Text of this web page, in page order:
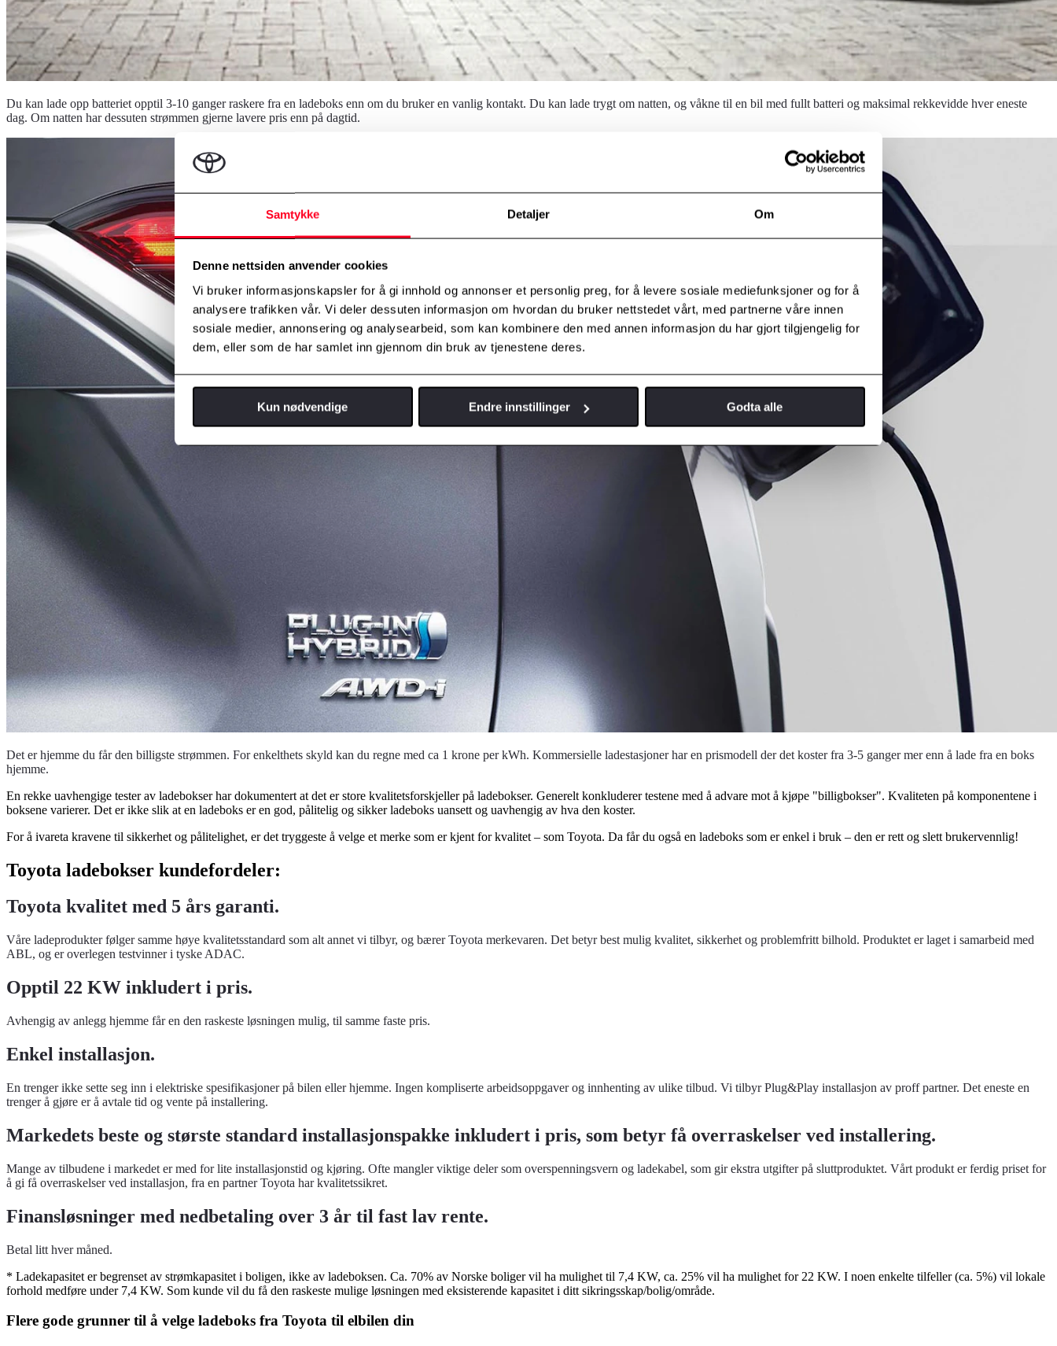
Samtykke Detaljer Om
Denne nettsiden anvender cookies
Vi bruker informasjonskapsler for å gi innhold og annonser et personlig preg, for å levere sosiale mediefunksjoner og for å
analysere trafikken vår. Vi deler dessuten informasjon om hvordan du bruker nettstedet vårt, med partnerne våre innen
sosiale medier, annonsering og analysearbeid, som kan kombinere den med annen informasjon du har gjort tilgjengelig for
dem, eller som de har samlet inn gjennom din bruk av tjenestene deres.
Kun nødvendige Endre innstillinger Godta alle
Du kan lade opp batteriet opptil 3-10 ganger raskere fra en ladeboks enn om du bruker en vanlig kontakt. Du kan lade trygt om natten, og våkne til en bil med fullt batteri og maksimal rekkevidde hver eneste
dag. Om natten har dessuten strømmen gjerne lavere pris enn på dagtid.
Det er hjemme du får den billigste strømmen. For enkelthets skyld kan du regne med ca 1 krone per kWh. Kommersielle ladestasjoner har en prismodell der det koster fra 3-5 ganger mer enn å lade fra en boks
hjemme.
En rekke uavhengige tester av ladebokser har dokumentert at det er store kvalitetsforskjeller på ladebokser. Generelt konkluderer testene med å advare mot å kjøpe "billigbokser". Kvaliteten på komponentene i
boksene varierer. Det er ikke slik at en ladeboks er en god, pålitelig og sikker ladeboks uansett og uavhengig av hva den koster.
For å ivareta kravene til sikkerhet og pålitelighet, er det tryggeste å velge et merke som er kjent for kvalitet – som Toyota. Da får du også en ladeboks som er enkel i bruk – den er rett og slett brukervennlig!
Toyota ladebokser kundefordeler:
Toyota kvalitet med 5 års garanti.
Våre ladeprodukter følger samme høye kvalitetsstandard som alt annet vi tilbyr, og bærer Toyota merkevaren. Det betyr best mulig kvalitet, sikkerhet og problemfritt bilhold. Produktet er laget i samarbeid med
ABL, og er overlegen testvinner i tyske ADAC.
Opptil 22 KW inkludert i pris.
Avhengig av anlegg hjemme får en den raskeste løsningen mulig, til samme faste pris.
Enkel installasjon.
En trenger ikke sette seg inn i elektriske spesifikasjoner på bilen eller hjemme. Ingen kompliserte arbeidsoppgaver og innhenting av ulike tilbud. Vi tilbyr Plug&Play installasjon av proff partner. Det eneste en
trenger å gjøre er å avtale tid og vente på installering.
Markedets beste og største standard installasjonspakke inkludert i pris, som betyr få overraskelser ved installering.
Mange av tilbudene i markedet er med for lite installasjonstid og kjøring. Ofte mangler viktige deler som overspenningsvern og ladekabel, som gir ekstra utgifter på sluttproduktet. Vårt produkt er ferdig priset for
å gi få overraskelser ved installasjon, fra en partner Toyota har kvalitetssikret.
Finansløsninger med nedbetaling over 3 år til fast lav rente.
Betal litt hver måned.
* Ladekapasitet er begrenset av strømkapasitet i boligen, ikke av ladeboksen. Ca. 70% av Norske boliger vil ha mulighet til 7,4 KW, ca. 25% vil ha mulighet for 22 KW. I noen enkelte tilfeller (ca. 5%) vil lokale
forhold medføre under 7,4 KW. Som kunde vil du få den raskeste mulige løsningen med eksisterende kapasitet i ditt sikringsskap/bolig/område.
Flere gode grunner til å velge ladeboks fra Toyota til elbilen din